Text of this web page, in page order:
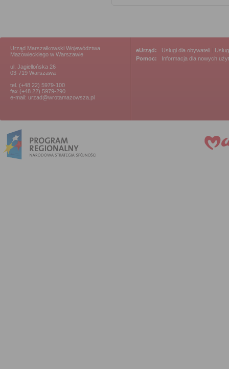
Urząd Marszałkowski Województwa
Mazowieckiego w Warszawie
ul. Jagiellońska 26
03-719 Warszawa
tel. (+48 22) 5979-100
fax (+48 22) 5979-290
e-mail: urzad@wrotamazowsza.pl
eUrząd: Usługi dla obywateli
Pomoc:
Informacja dla nowych